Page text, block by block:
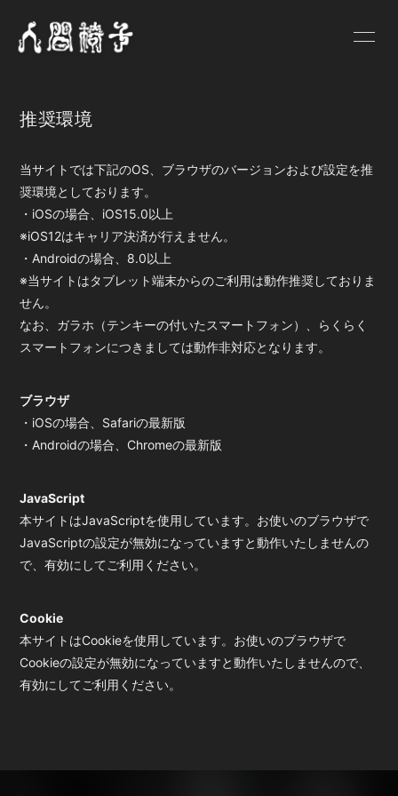
SCHEDULE
VIDEO
DISCOGRAPHY
GOODS
人間椅子画報
遺言状放送
PHOTO
Q&A
お問い合わせ
会員登録 ログイン
推奨環境
当サイトでは下記のOS、ブラウザのバージョンおよび設定を推
奨環境としております。
・iOSの場合、iOS15.0以上
※iOS12はキャリア決済が行えません。
・Androidの場合、8.0以上
※当サイトはタブレット端末からのご利用は動作推奨しておりま
せん。
なお、ガラホ（テンキーの付いたスマートフォン）、らくらく
スマートフォンにつきましては動作非対応となります。
ブラウザ
・iOSの場合、Safariの最新版
・Androidの場合、Chromeの最新版
JavaScript
本サイトはJavaScriptを使用しています。お使いのブラウザで
JavaScriptの設定が無効になっていますと動作いたしませんの
で、有効にしてご利用ください。
Cookie
本サイトはCookieを使用しています。お使いのブラウザで
Cookieの設定が無効になっていますと動作いたしませんので、
有効にしてご利用ください。